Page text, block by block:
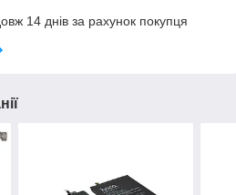
14 днів за рахунок покупця